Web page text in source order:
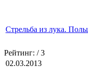
Стрельба из лука.
Рейтинг: / 3
02.03.2013